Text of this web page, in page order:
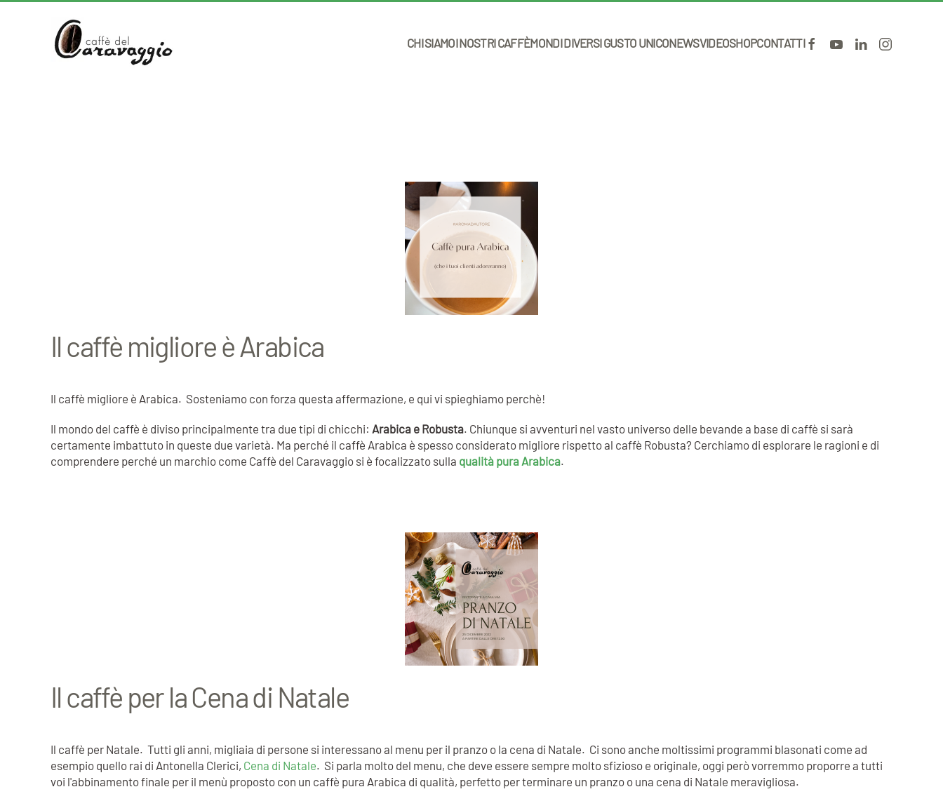
Skip to main content CHI SIAMOI NOSTRI CAFFÈMONDI DIVERSI GUSTO UNICONEWSVIDEOSHOPCONTATTI
Il caffè migliore è Arabica
Il caffè migliore è Arabica. Sosteniamo con forza questa affermazione, e qui vi spieghiamo perchè!
Il mondo del caffè è diviso principalmente tra due tipi di chicchi: Arabica e Robusta. Chiunque si avventuri nel vasto universo delle bevande a base di caffè si sarà
certamente imbattuto in queste due varietà. Ma perché il caffè Arabica è spesso considerato migliore rispetto al caffè Robusta? Cerchiamo di esplorare le ragioni e di
comprendere perché un marchio come Caffè del Caravaggio si è focalizzato sulla qualità pura Arabica.
Il caffè per la Cena di Natale
Il caffè per Natale. Tutti gli anni, migliaia di persone si interessano al menu per il pranzo o la cena di Natale. Ci sono anche moltissimi programmi blasonati come ad
esempio quello rai di Antonella Clerici, Cena di Natale. Si parla molto del menu, che deve essere sempre molto sfizioso e originale, oggi però vorremmo proporre a tutti
voi l'abbinamento finale per il menù proposto con un caffè pura Arabica di qualità, perfetto per terminare un pranzo o una cena di Natale meravigliosa.